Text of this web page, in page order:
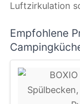
Luftzirkulation
Empfohlene